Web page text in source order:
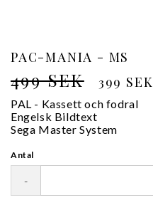
PAC-MANIA - MS
499 SEK 399 SEK
PAL - Kassett och fodral
Engelsk Bildtext
Sega Master System
Antal
-